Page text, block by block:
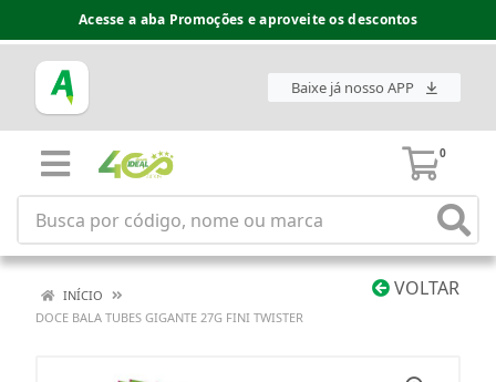
Acesse a aba Promoções e aproveite os descontos
Baixe já nosso APP
0
VOLTAR
INÍCIO
DOCE BALA TUBES GIGANTE 27G FINI TWISTER